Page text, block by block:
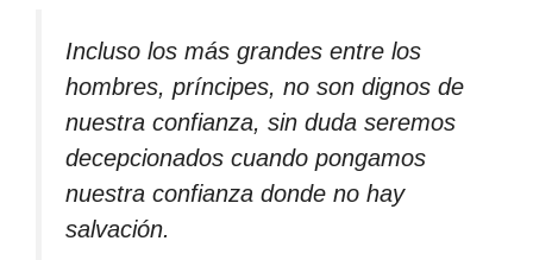
Incluso los más grandes entre los
hombres, príncipes, no son dignos de
nuestra confianza, sin duda seremos
decepcionados cuando pongamos
nuestra confianza donde no hay
salvación.